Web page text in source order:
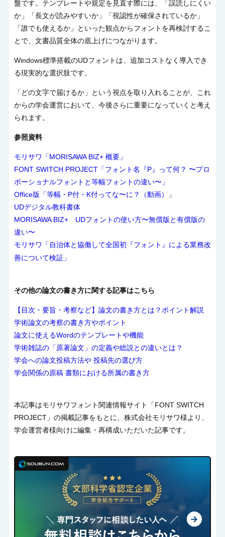
盤です。テンプレートや規定を見直す際には、「誤読しにくい
か」「長文が読みやすいか」「視認性が確保されているか」
「誰でも使えるか」といった観点からフォントを再検討するこ
とで、文書品質全体の底上げにつながります。
Windows標準搭載のUDフォントは、追加コストなく導入でき
る現実的な選択肢です。
「どの文字で届けるか」という視点を取り入れることが、これ
からの学会運営において、今後さらに重要になっていくと考え
られます。
参照資料
モリサワ「MORISAWA BIZ+ 概要」
FONT SWITCH PROJECT「フォント名『P』って何？ 〜プロ
ポーショナルフォントと等幅フォントの違い〜」
Office版「等幅・P付・K付ってな〜に？（動画）
」
UDデジタル教科書体
MORISAWA BIZ+ UDフォントの使い方〜無償版と有償版の
違い〜
モリサワ「自治体と協働して全国初『フォント』による業務改
善について検証」
その他の論文の書き方に関する記事はこちら
【目次・要旨・考察など】論文の書き方とは？ポイント解説
学術論文の考察の書き方やポイント
論文に使えるWordのテンプレートや機能
学術雑誌の「原著論文」の定義や総説との違いとは？
学会への論文投稿方法や 投稿先の選び方
学会関係の原稿 書類における所属の書き方
本記事はモリサワフォント関連情報サイト「FONT SWITCH
PROJECT」の掲載記事をもとに、株式会社モリサワ様より、
学会運営者様向けに編集・再構成いただいた記事です。